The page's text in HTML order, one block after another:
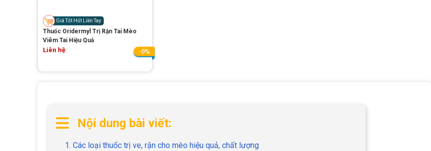
Giá Tốt Hốt Liền Tay
Thuốc Oridermyl Trị Rận Tai Mèo
Viêm Tai Hiệu Quả
Liên hệ -0%
Nội dung bài viết:
1. Các loại thuốc trị ve, rận cho mèo hiệu quả, chất lượng